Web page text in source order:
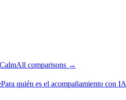
CalmAll comparisons →
Para quién es el acompañamiento con IA